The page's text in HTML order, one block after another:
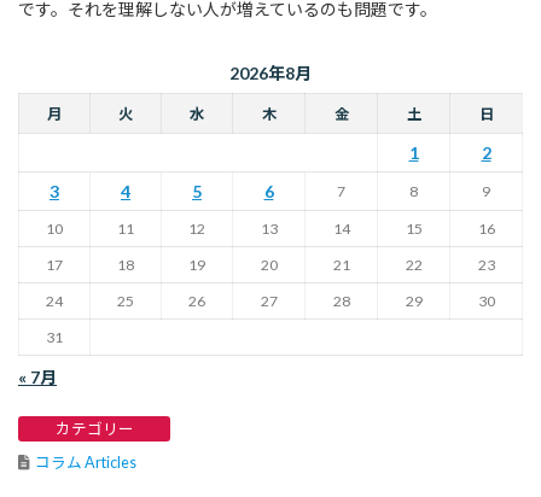
です。それを理解しない人が増えているのも問題です。
2026年8月
月 火 水 木 金 土 日
1
2
3
4 5 6 7 8 9
10 11 12 13 14 15
16
17
18 19 20 21 22
23
24
25 26 27 28 29
30
31
« 7月
カテゴリー
コラム Articles